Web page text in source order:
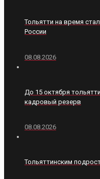
Тольятти на время
России
08.08.2026
До 15 октября
кадровый резерв
08.08.2026
Тольяттинским